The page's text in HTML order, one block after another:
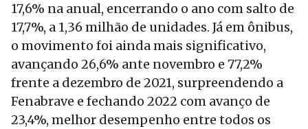
17,6% na anual, encerrando o ano com salto de
17,7%, a 1,36 milhão de unidades. Já em ônibus,
o movimento foi ainda mais significativo,
avançando 26,6% ante novembro e 77,2%
frente a dezembro de 2021, surpreendendo a
Fenabrave e fechando 2022 com avanço de
23,4%, melhor desempenho entre todos os